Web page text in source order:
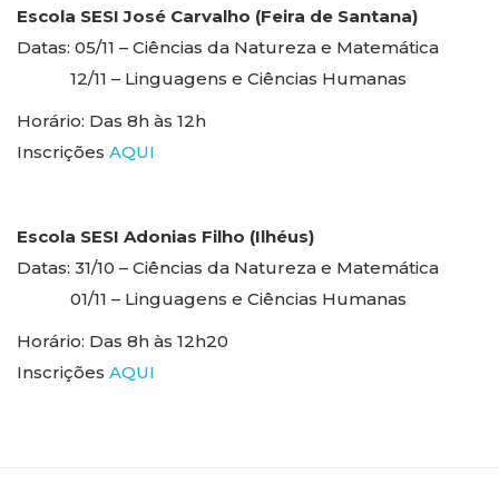
Escola SESI José Carvalho (Feira de Santana)
Datas: 05/11 – Ciências da Natureza e Matemática
12/11 – Linguagens e Ciências Humanas
Horário: Das 8h às 12h
Inscrições AQUI
Escola SESI Adonias Filho (Ilhéus)
Datas: 31/10 – Ciências da Natureza e Matemática
01/11 – Linguagens e Ciências Humanas
Horário: Das 8h às 12h20
Inscrições AQUI